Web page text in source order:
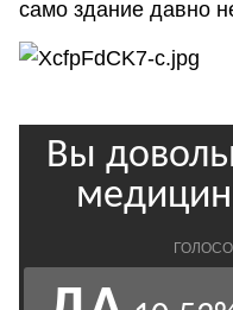
само здание давно